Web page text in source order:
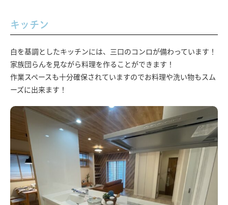
キッチン
白を基調としたキッチンには、三口のコンロが備わっています！
家族団らんを見ながら料理を作ることができます！
作業スペースも十分確保されていますのでお料理や洗い物もスム
ーズに出来ます！